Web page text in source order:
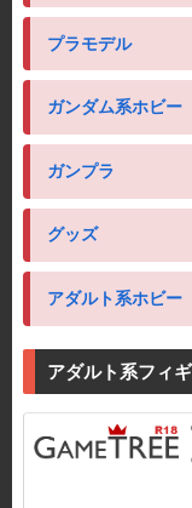
プラモデル
ガンダム系ホビー
ガンプラ
グッズ
アダルト系ホビー
アダルト系フィ